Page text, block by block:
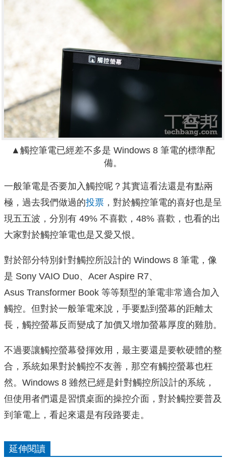
▲觸控筆電已經差不多是 Windows 8 筆電的標準配
備。
一般筆電是否要加入觸控呢？其實這看法還是有點兩
極，過去我們做過的投票 ，對於觸控筆電的喜好也是呈
現五五波，分別有 49% 不喜歡，48% 喜歡，也看的出
大家對於觸控筆電也是又愛又恨。
對於部分特別針對觸控所設計的 Windows 8 筆電，像
是 Sony VAIO Duo、Acer Aspire R7、
Asus Transformer Book 等等類型的筆電非常適合加入
觸控。但對於一般筆電來說，手要點到螢幕的距離太
長，觸控螢幕反而變成了加價又增加螢幕厚度的雞肋。
不過要讓觸控螢幕發揮效用，最主要還是要軟硬體的整
合，系統如果對於觸控不友善，那空有觸控螢幕也枉
然。Windows 8 雖然已經是針對觸控所設計的系統，
但使用者們還是習慣桌面的操控介面，對於觸控要普及
到筆電上，看起來還是有段路要走。
延伸閱讀